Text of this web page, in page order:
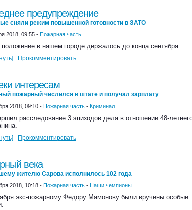
предупреждение
сняли режим повышенной готовности в ЗАТО
2018, 09:55 - Пожарная часть
в нашем городе держалось до конца сентября.
Прокомментировать
интересам
пожарный числился в штате и получал зарплату
2018, 09:10 - Пожарная часть - Криминал
расследование 3 эпизодов дела в отношении 48-
Прокомментировать
века
жителю Сарова исполнилось 102 года
2018, 10:18 - Пожарная часть - Наши чемпионы
экс-пожарному Федору Мамонову были вручены особые